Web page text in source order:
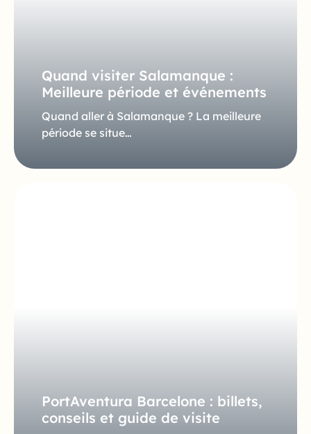
Quand visiter Salamanque :
Meilleure période et événements
Quand aller à Salamanque ? La meilleure
période se situe…
PortAventura Barcelone : billets,
conseils et guide de visite